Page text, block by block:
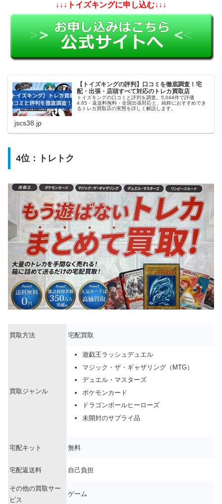
↓↓↓トイズキングに申し込む↓↓↓
【トイズキングの評判】口コミを徹底調査！宅
配・出張・店頭すべて対応のトレカ買取店
トイズキングの口コミと評判を調査。5,044件で評価
4.65・返送料無料・全国出張対応と、純粋におすすめでき
るトレカ買取店の実態を詳しく解説します。
jscs38.jp
4位： トレトク
買取方法 宅配買取
買取ジャンル
遊戯王ラッシュデュエル
マジック・ザ・ギャザリング（MTG）
デュエル・マスターズ
ポケモンカード
ドラゴンボールヒーローズ
未開封のサプライ品
宅配キット 無料
宅配返送料 自己負担
その他の買取サー
ビス
ゲーム